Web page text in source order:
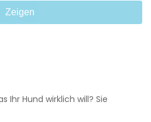
Zeigen
Ihr Hund wirklich will? Sie